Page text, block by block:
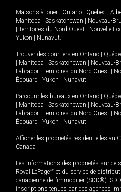
Maisons à louer - Ontario | Québec |
Manitoba | Saskatchewan | Nouveau-
| Territoires du Nord-Ouest | Nouvelle-
Yukon | Nunavut
Trouver des courtiers en Ontario |
| Manitoba | Saskatchewan | Nouveau-
Labrador | Territoires du Nord-Ouest |
Édouard | Yukon | Nunavut
Parcourir les bureaux en Ontario |
| Manitoba | Saskatchewan | Nouveau-
Labrador | Territoires du Nord-Ouest |
Édouard | Yukon | Nunavut
Afficher les propriétés résidentielles au
Canada
Les informations des propriétés sur ce
Royal LePageMD et du service de
canadienne de l’immobilier (SDD®).
inscriptions tenues par des agences